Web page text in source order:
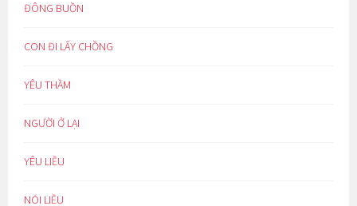
ĐÔNG BUỒN
CON ĐI LẤY CHỒNG
YÊU THẦM
NGƯỜI Ở LẠI
YÊU LIỀU
NÓI LIỀU